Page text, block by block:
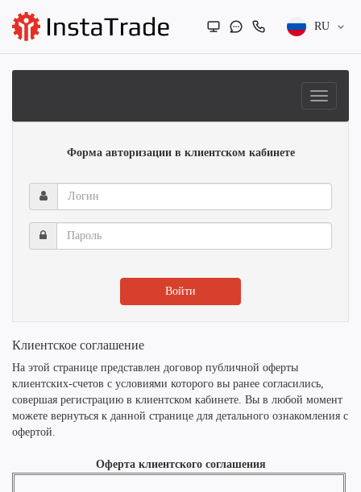
RU
Форма авторизации в клиентском кабинете
Логин
Пароль
Войти
Клиентское соглашение
На этой странице представлен договор публичной оферты
клиентских-счетов с условиями которого вы ранее согласились,
совершая регистрацию в клиентском кабинете. Вы в любой момент
можете вернуться к данной странице для детального ознакомления с
офертой.
Оферта клиентского соглашения